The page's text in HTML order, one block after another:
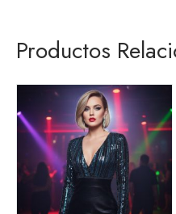
Productos